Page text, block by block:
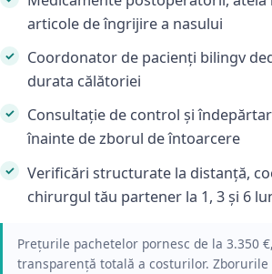
articole de îngrijire a nasului
Coordonator de pacienți bilingv
durata călătoriei
Consultație de control și
înainte de zborul de întoarcere
Verificări structurate la distanță,
chirurgul tău partener la 1, 3 și 6
Prețurile pachetelor pornesc de la 3.350
transparență totală a costurilor. Zborurile